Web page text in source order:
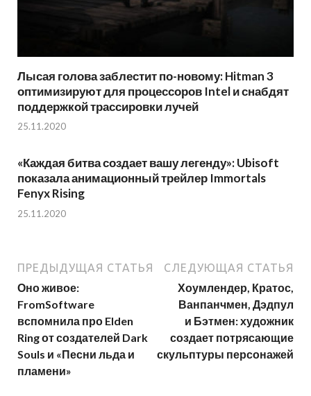
Лысая голова заблестит по-новому: Hitman 3
оптимизируют для процессоров Intel и снабдят
поддержкой трассировки лучей
25.11.2020
«Каждая битва создает вашу легенду»: Ubisoft
показала анимационный трейлер Immortals
Fenyx Rising
25.11.2020
ПРЕДЫДУЩАЯ СТАТЬЯ
Оно живое:
FromSoftware
вспомнила про Elden
Ring от создателей Dark
Souls и «Песни льда и
пламени»
СЛЕДУЮЩАЯ СТАТЬЯ
Хоумлендер, Кратос,
Ванпанчмен, Дэдпул
и Бэтмен: художник
создает потрясающие
скульптуры персонажей